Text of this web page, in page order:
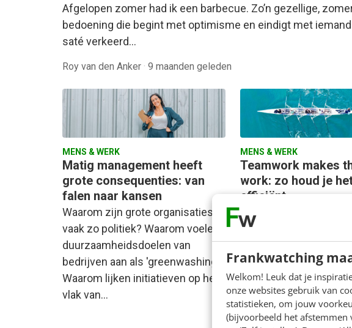
Frankwatching
Welkom! Leuk dat je
onze websites gebruik van
statistieken, om jouw
(bijvoorbeeld het afstemmen
Afgelopen zomer had ik een barbecue. Zo’n gezellige,
bedoening die begint met optimisme en eindigt met
saté verkeerd…
Roy van den Anker · 9 maanden geleden
MENS & WERK
Matig management heeft
grote consequenties: van
falen naar kansen
Waarom zijn grote organisaties
vaak zo politiek? Waarom voelen
duurzaamheidsdoelen van
bedrijven aan als 'greenwashing'?
Waarom lijken initiatieven op het
vlak van…
MENS & WERK
Teamwork makes
work: zo houd je
efficiënt
inspirerend en gezellig,
soms ook best
Verschillende
meningen en rollen
geregeld…